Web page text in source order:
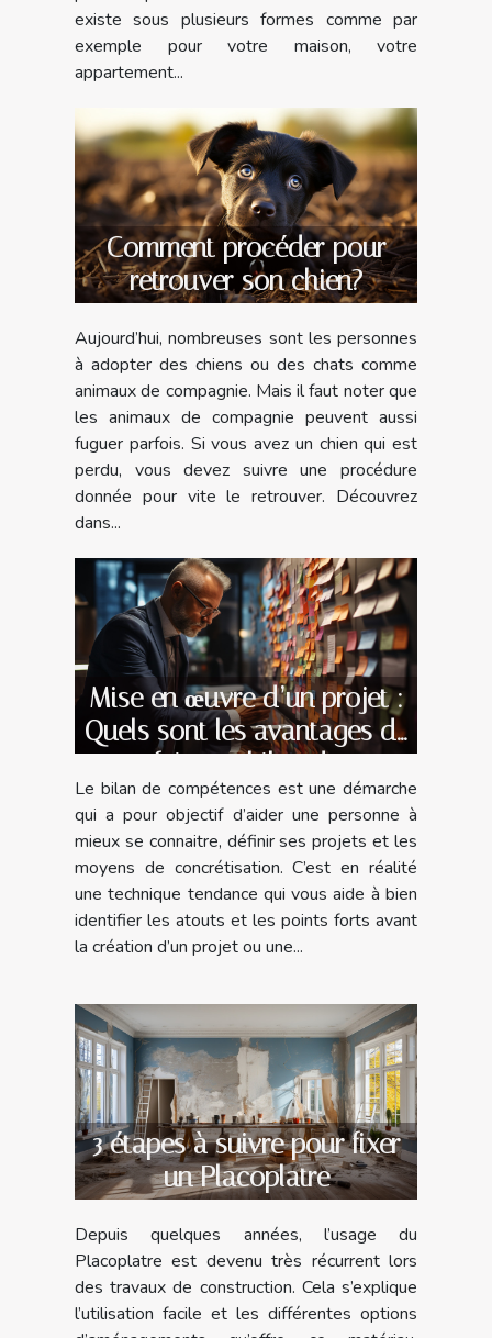
existe sous plusieurs formes comme par
exemple pour votre maison, votre
appartement...
Comment procéder pour
retrouver son chien?
Aujourd’hui, nombreuses sont les personnes
à adopter des chiens ou des chats comme
animaux de compagnie. Mais il faut noter que
les animaux de compagnie peuvent aussi
fuguer parfois. Si vous avez un chien qui est
perdu, vous devez suivre une procédure
donnée pour vite le retrouver. Découvrez
dans...
Mise en œuvre d’un projet :
Quels sont les avantages de
faire un bilan de
compétences avec un
spécialiste ?
Le bilan de compétences est une démarche
qui a pour objectif d’aider une personne à
mieux se connaitre, définir ses projets et les
moyens de concrétisation. C’est en réalité
une technique tendance qui vous aide à bien
identifier les atouts et les points forts avant
la création d’un projet ou une...
3 étapes à suivre pour fixer
un Placoplatre
Depuis quelques années, l’usage du
Placoplatre est devenu très récurrent lors
des travaux de construction. Cela s’explique
l’utilisation facile et les différentes options